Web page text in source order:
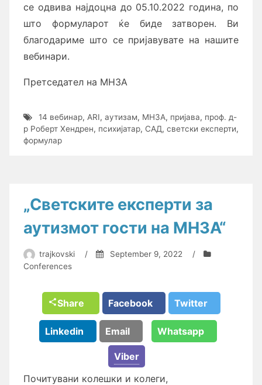
се одвива најдоцна до 05.10.2022 година, по
што формуларот ќе биде затворен. Ви
благодариме што се пријавувате на нашите
вебинари.
Претседател на МНЗА
14 вебинар, ARI, аутизам, МНЗА, пријава, проф. д-
р Роберт Хендрен, психијатар, САД, светски експерти,
формулар
„Светските експерти за
аутизмот гости на МНЗА“
trajkovski / September 9, 2022
/
Conferences
Share Facebook Twitter
Linkedin Email Whatsapp
Viber
Почитувани колешки и колеги,